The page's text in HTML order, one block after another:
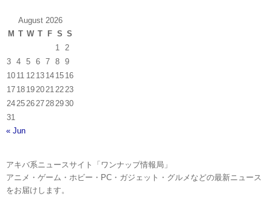
August 2026
M T W T F S S
1
2
3
4 5 6 7 8
9
10 11 12 13 14 15 16
17 18 19 20 21 22 23
24 25 26 27 28 2930
31
« Jun
アキバ系ニュースサイト「ワンナップ情報局」
アニメ・ゲーム・ホビー・PC・ガジェット・グルメなどの最新ニュース
をお届けします。